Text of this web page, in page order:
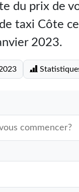
du prix de
taxi Côte
2023.